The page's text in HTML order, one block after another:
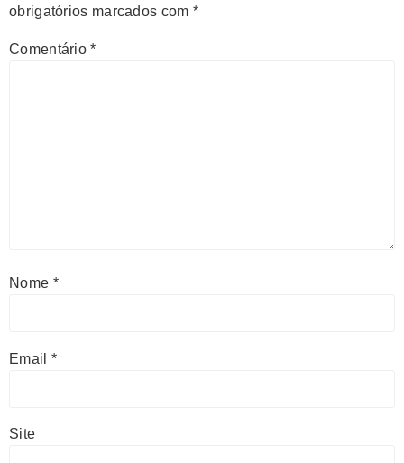
obrigatórios marcados com *
Comentário*
Nome *
Email *
Site